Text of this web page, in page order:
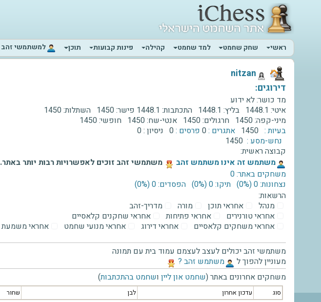
ראשי
שחק שחמט למד שחמט קהילה פינות קבועות תוכן ‫למשתמשי זהב‬
‫nitzan‬
דירוגים:
מד כושר:לא ידוע
איטי: 1448.1 בליץ: 1448.1 התכתבות: 1448.1 פישר:1450 השתלות:1450
מיני-קפה:1450 חרגולים:1450 אנטי-שח:1450 חופשי:1450
בעיות : 1450 אתגרים :0 פרסים :0 ניסיון :0
נחש-מסע : 1450
קבוצה ראשית:
‫משתמש זה אינו משתמש זהב‬
משתמשי זהב זוכים לאפשרויות רבות יותר באתר.
משחקים באתר: 0
נצחונות: 0 ‫(0%)‬
תיקו: 0 ‫(0%)‬
הפסדים: 0 ‫(0%)‬
הרשאות:
מנהל
אחראי תוכן מורה
מדריך-זהב
אחראי טורנירים
אחראי פתיחות
אחראי שחקנים קלאסיים
אחראי משחקים קלאסיים
אחראי דירוג אחראי מנועי שחמט אחראי משמעת
משתמשי זהב יכולים לעצב לעצמם עמוד בית עם תמונה
מעוניין להפוך ל
‫משתמש זהב ?‬
משחקים אחרונים באתר (שחמט און ליין ושחמט בהתכתבות)
סוג עדכון אחרון לבן שחור